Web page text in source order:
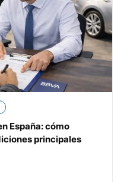
España: cómo
principales